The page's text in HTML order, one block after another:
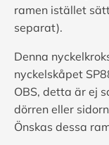
ramen istället
separat).
Denna
nyckelskåpet
OBS, detta är ej
dörren eller
Önskas dessa